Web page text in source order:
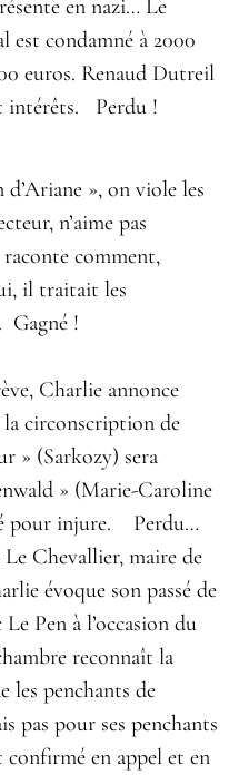
en nazi… Le
condamné à 2000
euros. Renaud Dutreil
intérêts. Perdu !
», on viole les
n’aime pas
raconte comment,
il traitait les
Gagné !
Charlie annonce
la circonscription de
» (Sarkozy) sera
» (Marie-Caroline
pour injure. Perdu…
Chevallier, maire de
évoque son passé de
Pen à l’occasion du
reconnaît la
les penchants de
pas pour ses penchants
en appel et en